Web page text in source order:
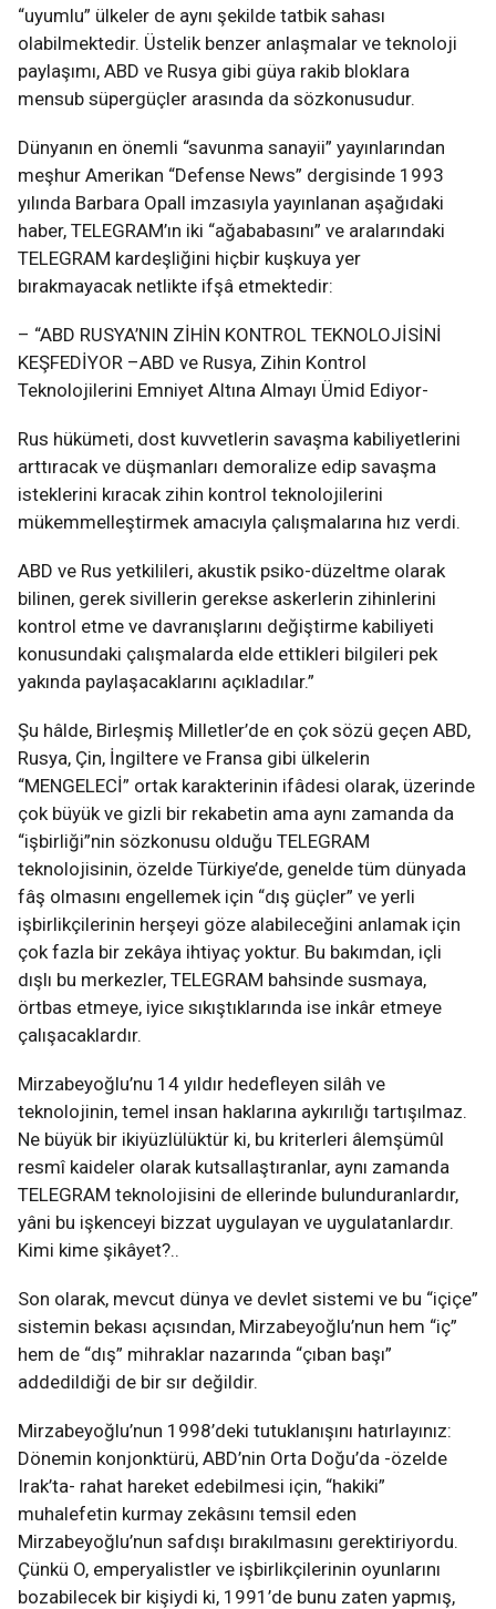
“uyumlu” ülkeler de aynı şekilde tatbik sahası
olabilmektedir. Üstelik benzer anlaşmalar ve teknoloji
paylaşımı, ABD ve Rusya gibi güya rakib bloklara
mensub süpergüçler arasında da sözkonusudur.
Dünyanın en önemli “savunma sanayii” yayınlarından
meşhur Amerikan “Defense News” dergisinde 1993
yılında Barbara Opall imzasıyla yayınlanan aşağıdaki
haber, TELEGRAM’ın iki “ağababasını” ve aralarındaki
TELEGRAM kardeşliğini hiçbir kuşkuya yer
bırakmayacak netlikte ifşâ etmektedir:
– “ABD RUSYA’NIN ZİHİN KONTROL TEKNOLOJİSİNİ
KEŞFEDİYOR –ABD ve Rusya, Zihin Kontrol
Teknolojilerini Emniyet Altına Almayı Ümid Ediyor-
Rus hükümeti, dost kuvvetlerin savaşma kabiliyetlerini
arttıracak ve düşmanları demoralize edip savaşma
isteklerini kıracak zihin kontrol teknolojilerini
mükemmelleştirmek amacıyla çalışmalarına hız verdi.
ABD ve Rus yetkilileri, akustik psiko-düzeltme olarak
bilinen, gerek sivillerin gerekse askerlerin zihinlerini
kontrol etme ve davranışlarını değiştirme kabiliyeti
konusundaki çalışmalarda elde ettikleri bilgileri pek
yakında paylaşacaklarını açıkladılar.”
Şu hâlde, Birleşmiş Milletler’de en çok sözü geçen ABD,
Rusya, Çin, İngiltere ve Fransa gibi ülkelerin
“MENGELECİ” ortak karakterinin ifâdesi olarak, üzerinde
çok büyük ve gizli bir rekabetin ama aynı zamanda da
“işbirliği”nin sözkonusu olduğu TELEGRAM
teknolojisinin, özelde Türkiye’de, genelde tüm dünyada
fâş olmasını engellemek için “dış güçler” ve yerli
işbirlikçilerinin herşeyi göze alabileceğini anlamak için
çok fazla bir zekâya ihtiyaç yoktur. Bu bakımdan, içli
dışlı bu merkezler, TELEGRAM bahsinde susmaya,
örtbas etmeye, iyice sıkıştıklarında ise inkâr etmeye
çalışacaklardır.
Mirzabeyoğlu’nu 14 yıldır hedefleyen silâh ve
teknolojinin, temel insan haklarına aykırılığı tartışılmaz.
Ne büyük bir ikiyüzlülüktür ki, bu kriterleri âlemşümûl
resmî kaideler olarak kutsallaştıranlar, aynı zamanda
TELEGRAM teknolojisini de ellerinde bulunduranlardır,
yâni bu işkenceyi bizzat uygulayan ve uygulatanlardır.
Kimi kime şikâyet?..
Son olarak, mevcut dünya ve devlet sistemi ve bu “içiçe”
sistemin bekası açısından, Mirzabeyoğlu’nun hem “iç”
hem de “dış” mihraklar nazarında “çıban başı”
addedildiği de bir sır değildir.
Mirzabeyoğlu’nun 1998’deki tutuklanışını hatırlayınız:
Dönemin konjonktürü, ABD’nin Orta Doğu’da -özelde
Irak’ta- rahat hareket edebilmesi için, “hakiki”
muhalefetin kurmay zekâsını temsil eden
Mirzabeyoğlu’nun safdışı bırakılmasını gerektiriyordu.
Çünkü O, emperyalistler ve işbirlikçilerinin oyunlarını
bozabilecek bir kişiydi ki, 1991’de bunu zaten yapmış,